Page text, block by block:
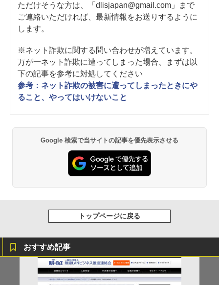
ただけそうな方は、「dlisjapan@gmail.com」まで
ご連絡いただければ、最新情報をお送りするように
します。
※ネット詐欺に関する問い合わせが増えています。
万が一ネット詐欺に遭ってしまった場合、まずは以
下の記事を参考に対処してください
参考：ネット詐欺の被害に遭ってしまったときにや
ること、やってはいけないこと
Google 検索で当サイトの記事を優先表示させる
トップページに戻る
おすすめ記事